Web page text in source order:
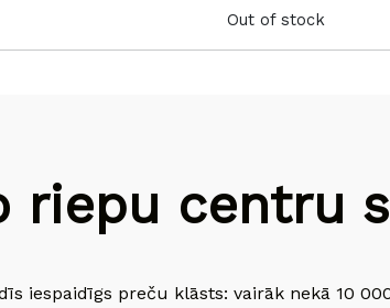
Out of stock
riepu centru
iespaidīgs preču klāsts: vairāk nekā 10